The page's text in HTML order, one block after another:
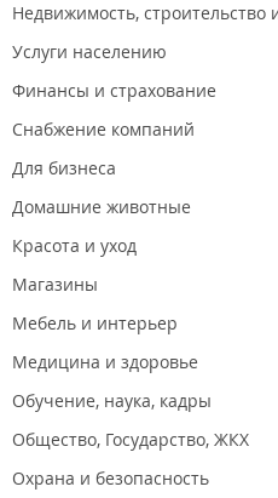
Недвижимость, строительство
Услуги населению
Финансы и страхование
Снабжение компаний
Для бизнеса
Домашние животные
Красота и уход
Магазины
Мебель и интерьер
Медицина и здоровье
Обучение, наука, кадры
Общество, Государство, ЖКХ
Охрана и безопасность